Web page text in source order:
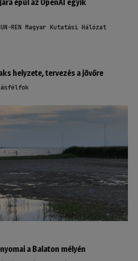
épül az OpenAI egyik
REN Magyar Kutatási Hálózat
helyzete, tervezés a jövőre
a Balaton mélyén